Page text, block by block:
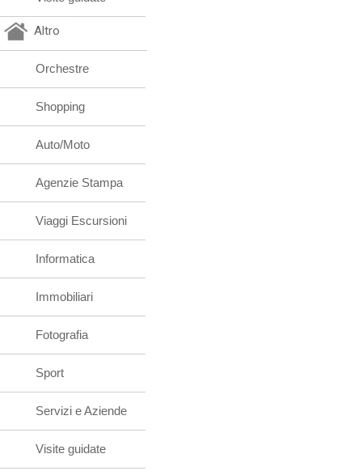
Altro
Orchestre
Shopping
Auto/Moto
Agenzie Stampa
Viaggi Escursioni
Informatica
Immobiliari
Fotografia
Sport
Servizi e Aziende
Visite guidate